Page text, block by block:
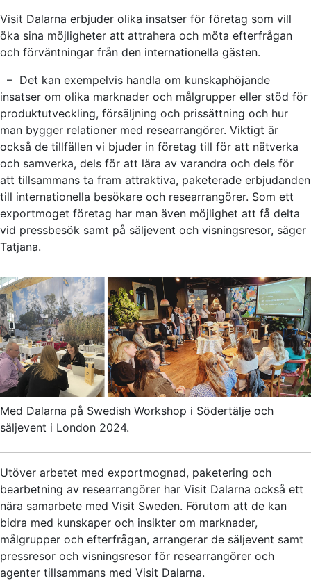
Visit Dalarna erbjuder olika insatser för företag som vill
öka sina möjligheter att attrahera och möta efterfrågan
och förväntningar från den internationella gästen.
– Det kan exempelvis handla om kunskaphöjande
insatser om olika marknader och målgrupper eller stöd för
produktutveckling, försäljning och prissättning och hur
man bygger relationer med researrangörer. Viktigt är
också de tillfällen vi bjuder in företag till för att nätverka
och samverka, dels för att lära av varandra och dels för
att tillsammans ta fram attraktiva, paketerade erbjudanden
till internationella besökare och researrangörer. Som ett
exportmoget företag har man även möjlighet att få delta
vid pressbesök samt på säljevent och visningsresor, säger
Tatjana.
Med Dalarna på Swedish Workshop i Södertälje och
säljevent i London 2024.
Utöver arbetet med exportmognad, paketering och
bearbetning av researrangörer har Visit Dalarna också ett
nära samarbete med Visit Sweden. Förutom att de kan
bidra med kunskaper och insikter om marknader,
målgrupper och efterfrågan, arrangerar de säljevent samt
pressresor och visningsresor för researrangörer och
agenter tillsammans med Visit Dalarna.